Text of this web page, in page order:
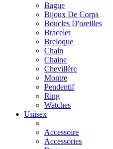
Bague
Bijoux De Corps
Boucles D'oreilles
Bracelet
Breloque
Chain
Chaine
Chevillère
Montre
Pendentif
Ring
Watches
Unisex
Accessoire
Accessories